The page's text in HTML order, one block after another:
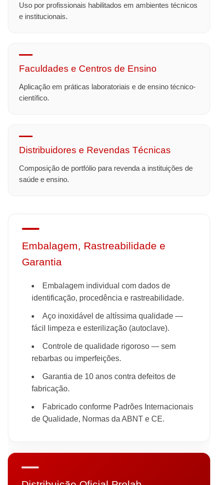
Uso por profissionais habilitados em ambientes técnicos
e institucionais.
Faculdades e Centros de Ensino
Aplicação em práticas laboratoriais e de ensino técnico-
científico.
Distribuidores e Revendas Técnicas
Composição de portfólio para revenda a instituições de
saúde e ensino.
Embalagem, Rastreabilidade e
Garantia
Embalagem individual com dados de
identificação, procedência e rastreabilidade.
Aço inoxidável de altíssima qualidade —
fácil limpeza e esterilização (autoclave).
Controle de qualidade rigoroso — sem
rebarbas ou imperfeições.
Garantia de 10 anos contra defeitos de
fabricação.
Fabricado conforme Padrões Internacionais
de Qualidade, Normas da ABNT e CE.